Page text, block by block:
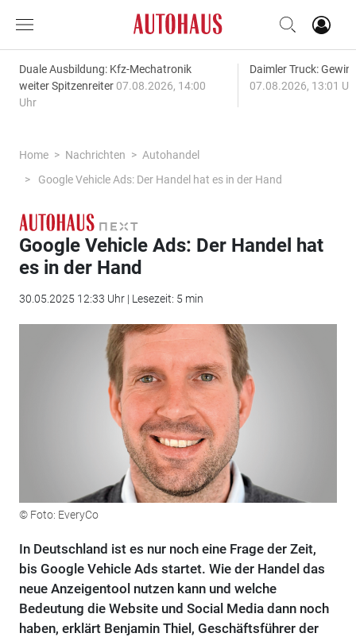
Duale Ausbildung: Kfz-Mechatronik
weiter Spitzenreiter 07.08.2026, 14:00
Uhr
Daimler Truck:
07.08.2026, 13:01
Home Nachrichten
Autohandel
Google Vehicle Ads: Der Handel hat es in der Hand
Google Vehicle Ads: Der Handel hat
es in der Hand
30.05.2025 12:33 Uhr | Lesezeit: 5 min
© Foto: EveryCo
In Deutschland ist es nur noch eine Frage der Zeit,
bis Google Vehicle Ads startet. Wie der Handel das
neue Anzeigentool nutzen kann und welche
Bedeutung die Website und Social Media dann noch
haben, erklärt Benjamin Thiel, Geschäftsführer der